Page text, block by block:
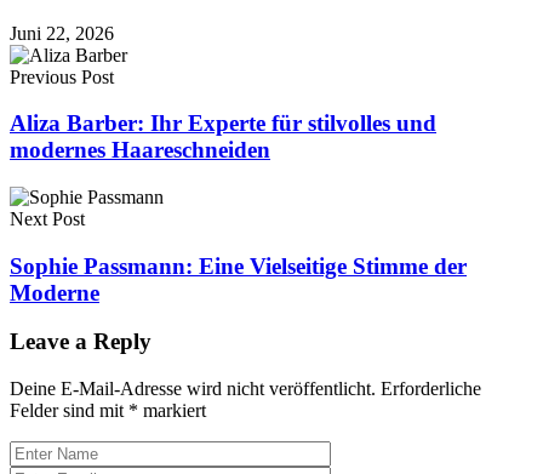
Juni 22, 2026
Previous Post
Aliza Barber: Ihr Experte für stilvolles und
modernes Haareschneiden
Next Post
Sophie Passmann: Eine Vielseitige Stimme der
Moderne
Leave a Reply
Deine E-Mail-Adresse wird nicht veröffentlicht. Erforderliche
Felder sind mit * markiert